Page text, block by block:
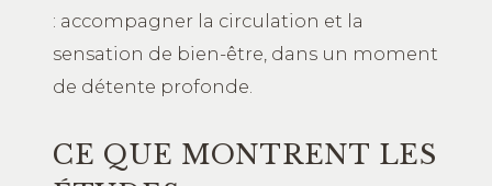
: accompagner la circulation et la
sensation de bien-être, dans un moment
de détente profonde.
CE QUE MONTRENT LES